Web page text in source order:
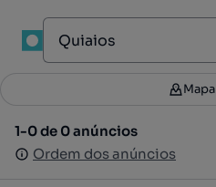
Filtros 4
1-0 de 0 anúncios
Ordem dos anúncios
Mapa
1-0 de 0 anúncios
Ordem dos anúncios